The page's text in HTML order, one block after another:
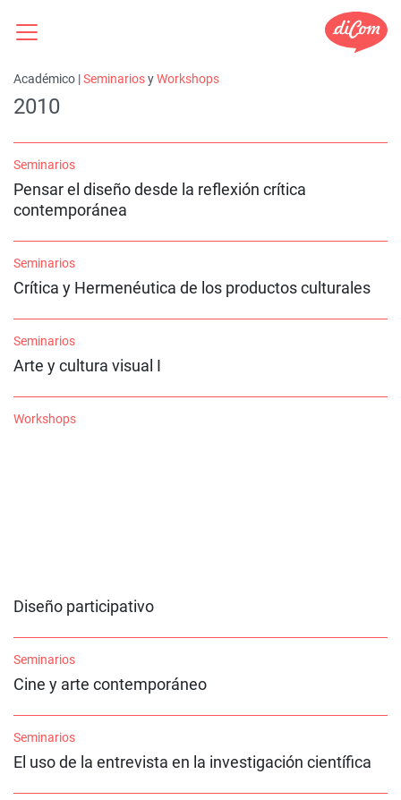
Académico |SeminariosyWorkshops
2010
Seminarios
Pensar el diseño desde la reflexión crítica
contemporánea
Seminarios
Crítica y Hermenéutica de los productos culturales
Seminarios
Arte y cultura visual I
Workshops
Diseño participativo
Seminarios
Cine y arte contemporáneo
Seminarios
El uso de la entrevista en la investigación científica